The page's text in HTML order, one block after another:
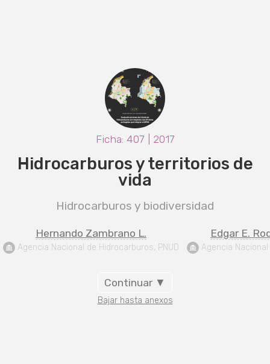
Ficha: 407 | 2017
Hidrocarburos y territorios de
vida
Hidrocarburos y biodiversidad
Hernando Zambrano L.
Agencia Nacional de Hidrocarburos, PNUD
Edgar E.
Agencia
Continuar ▼
Bajar hasta anexos